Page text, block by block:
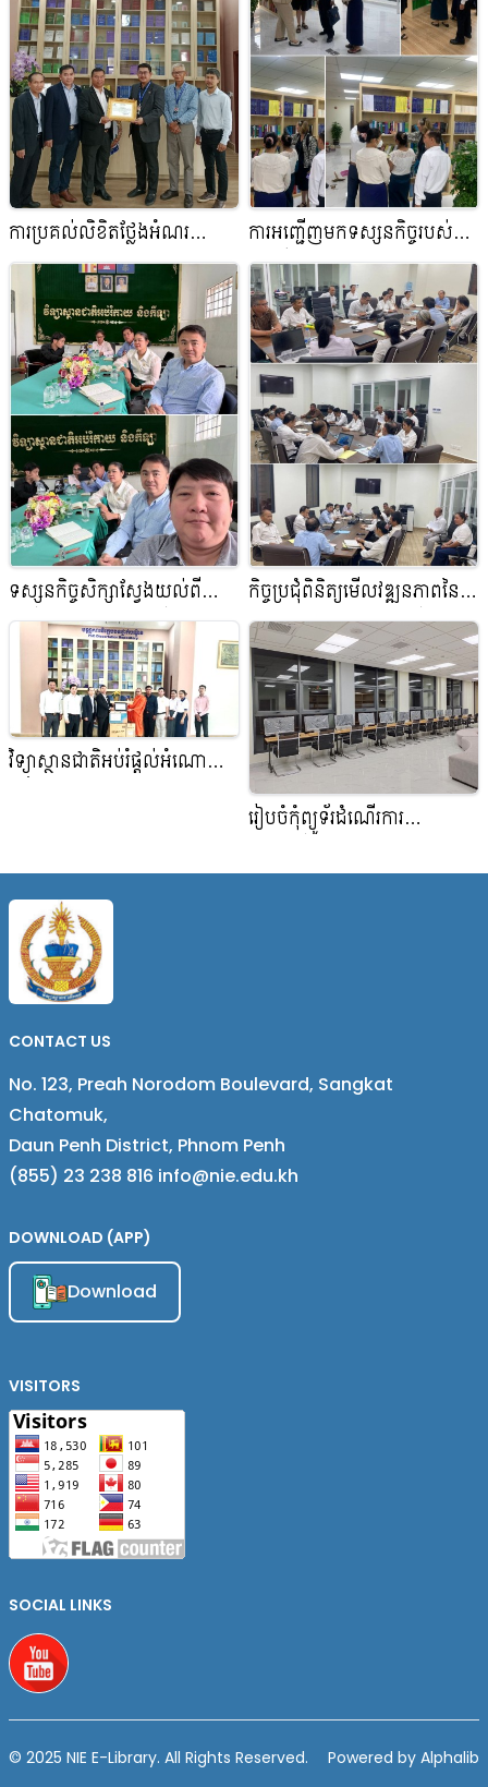
ការប្រគល់លិខិតថ្លែងអំណរ
គុណជូនចំពោះសាលាអន្តរជាតិ
អាយ ស៊ី អេស(ICS)៖ ការផ្តល់
អំណោយសៀវភៅចំនួន
៥០០០ក្បាល តម្កល់ទុកនៅ
បណ្ណាល័យសម្ដេចព្រះសង្ឃរាជ
ជួន ណាត
ការអញ្ជើញមកទស្សនកិច្ចរបស់
ភ្ញៀវពីខាងស្ថានទូតបារំាង
ទស្សនកិច្ចសិក្សាស្វែងយល់ពី
ប្រព័ន្ធគ្រប់គ្រងបណ្ណាល័យនៅវិទ្យា
ស្ថានជាតិអប់រំកាយ និងកីឡា
កិច្ចប្រជុំពិនិត្យមើលវឌ្ឍនភាពនៃ
ការបំពេញការងារបណ្ណាល័យ
វិទ្យាស្ថានជាតិអប់រំផ្តល់អំណោយ
រៀបចំកុំព្យូទ័រដំណើរការ
ជាន់ទី២
CONTACT US
No. 123, Preah Norodom Boulevard, Sangkat
Chatomuk,
Daun Penh District, Phnom Penh
(855) 23 238 816 info@nie.edu.kh
DOWNLOAD (APP)
Download
VISITORS
SOCIAL LINKS
© 2025 NIE E-Library. All Rights Reserved. Powered by Alphalib